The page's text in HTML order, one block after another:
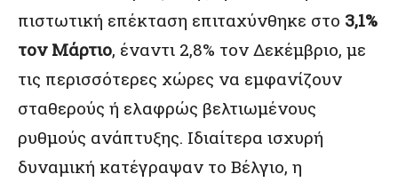
πιστωτική επέκταση επιταχύνθηκε στο 3,1%
τον Μάρτιο, έναντι 2,8% τον Δεκέμβριο, με
τις περισσότερες χώρες να εμφανίζουν
σταθερούς ή ελαφρώς βελτιωμένους
ρυθμούς ανάπτυξης. Ιδιαίτερα ισχυρή
δυναμική κατέγραψαν το Βέλγιο, η